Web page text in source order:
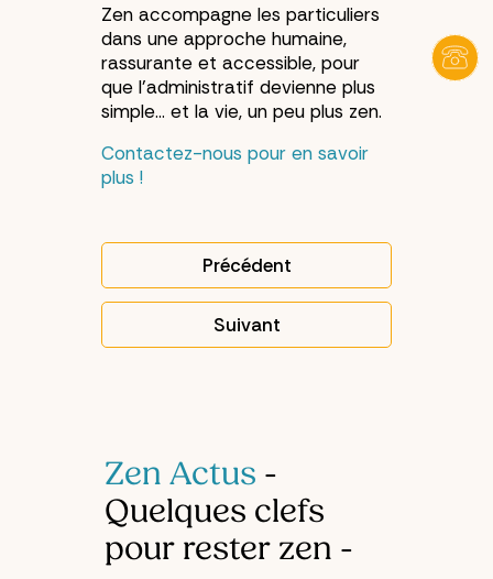
Zen accompagne les particuliers
dans une approche humaine,
rassurante et accessible, pour
que l’administratif devienne plus
simple… et la vie, un peu plus zen.
Contactez-nous pour en savoir
plus !
Article précédent : Choisir
Précédent
Article suivant : Combien
Suivant
Zen Actus -
Quelques clefs
pour rester zen -